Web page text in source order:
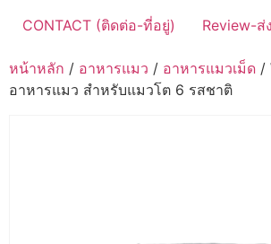
CONTACT (ติดต่อ-ที่อยู่)
Review-ส่
หน้าหลัก / อาหารแมว / อาหารแมวเม็ด /
อาหารแมว สำหรับแมวโต 6 รสชาติ